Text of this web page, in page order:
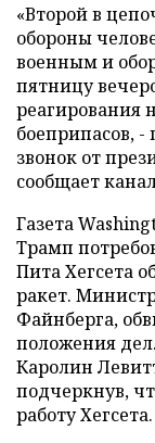
«Второй в
обороны
военным и
пятницу
реагирования
боеприпасов, -
звонок от
сообщает
Газета
Трамп
Пита Хегсета
ракет.
Файнберга,
положения
Каролин
подчеркнув,
работу Хегсета.